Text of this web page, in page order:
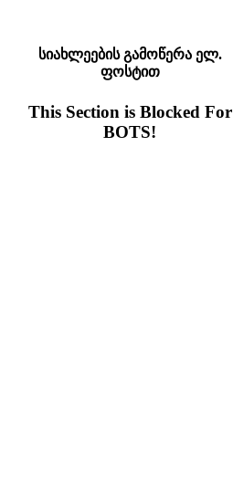
სიახლეების გამოწერა ელ.
ფოსტით
This Section is Blocked For
BOTS!